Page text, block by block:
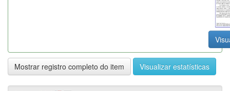
Mostrar registro completo do item Visualizar estatísticas